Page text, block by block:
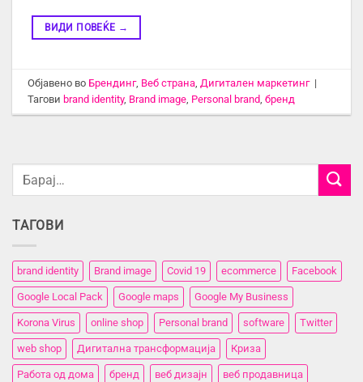
ВИДИ ПОВЕЌЕ →
Објавено во Брендинг, Веб страна Дигитален маркетинг |
Таговиbrand identity, Brand image Personal brand ,бренд
ТАГОВИ
brand identity Brand image Covid 19 ecommerce Facebook
Google Local Pack Google maps Google My Business
Korona Virus online shop Personal brand software Twitter
web shop Дигитална трансформација Криза
Работа од дома бренд веб дизајн веб продавница